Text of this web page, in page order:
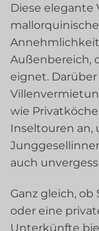
Diese elegante
Außenbereich,
eignet.
wie
Inseltouren an,
auch
Ganz gleich, ob
oder eine
Unterkünfte